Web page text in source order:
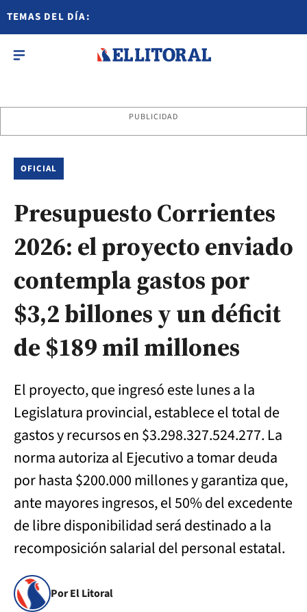
TEMAS DEL DÍA:
PUBLICIDAD
OFICIAL
Presupuesto Corrientes
2026: el proyecto enviado
contempla gastos por
$3,2 billones y un déficit
de $189 mil millones
El proyecto, que ingresó este lunes a la
Legislatura provincial, establece el total de
gastos y recursos en $3.298.327.524.277. La
norma autoriza al Ejecutivo a tomar deuda
por hasta $200.000 millones y garantiza que,
ante mayores ingresos, el 50% del excedente
de libre disponibilidad será destinado a la
recomposición salarial del personal estatal.
Por El Litoral